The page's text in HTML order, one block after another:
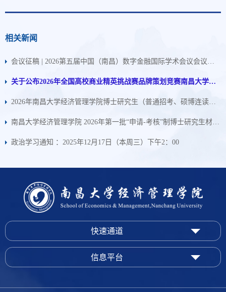
相关新闻
会议征稿 | 2026第五届中国（南昌）数字金融国际学术会议会议征集启事
关于公布2026年全国高校商业精英挑战赛品牌策划竞赛南昌大学校级选拔赛评奖结果暨江西省赛推荐名单的通知
2026年南昌大学经济管理学院博士研究生（普通招考、硕博连读）综合考核成绩（第一批）公示
南昌大学经济管理学院 2026年第一批“申请-考核”制博士研究生材料评议结果
政治学习通知 ：2025年12月17日（本周三）下午2：00
快速通道
信息平台